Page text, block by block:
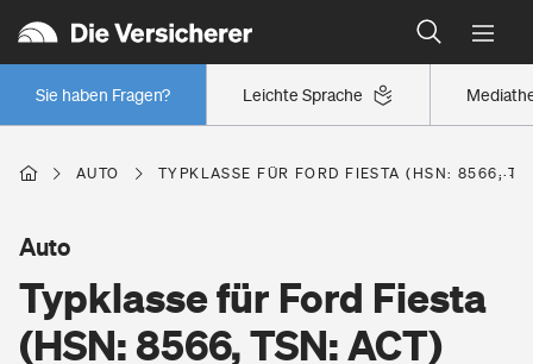
Leichte Sprache
Sie haben Fragen?
Wer versichert was: Jetzt Versicherer finden
Regionalklassen: So ist Ihre Region eingestuft
Wer versichert was: Jetzt Versicherer finden
Berufsunfähigkeitsversicherung
Wohnen
AUTO TYPKLASSE FÜR FORD FIESTA (HSN: 8566,
Typklasse für Ford Fiesta
(HSN: 8566, TSN: ACT)
Auto